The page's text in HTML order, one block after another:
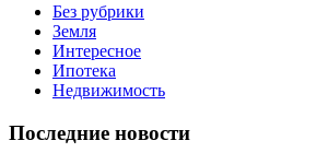
Без рубрики
Земля
Интересное
Ипотека
Недвижимость
Последние новости